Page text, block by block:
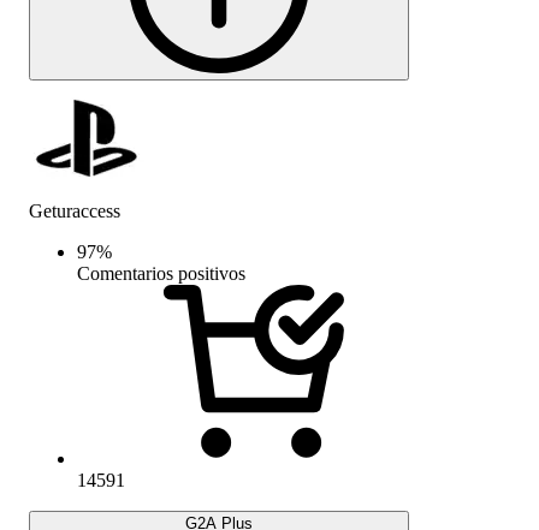
Geturaccess
97%
Comentarios positivos
14591
G2A Plus